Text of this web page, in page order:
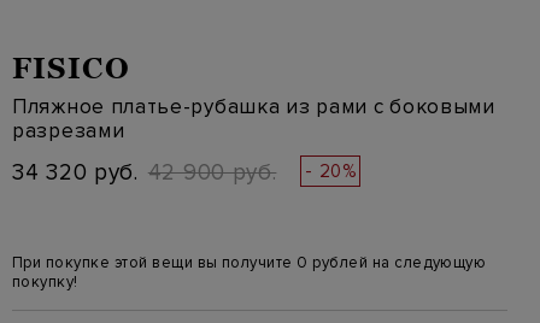
FISICO
Пляжное платье-рубашка из рами с боковыми
разрезами
34 320 руб. 42 900 руб. - 20%
При покупке этой вещи вы получите 0 рублей на следующую
покупку!